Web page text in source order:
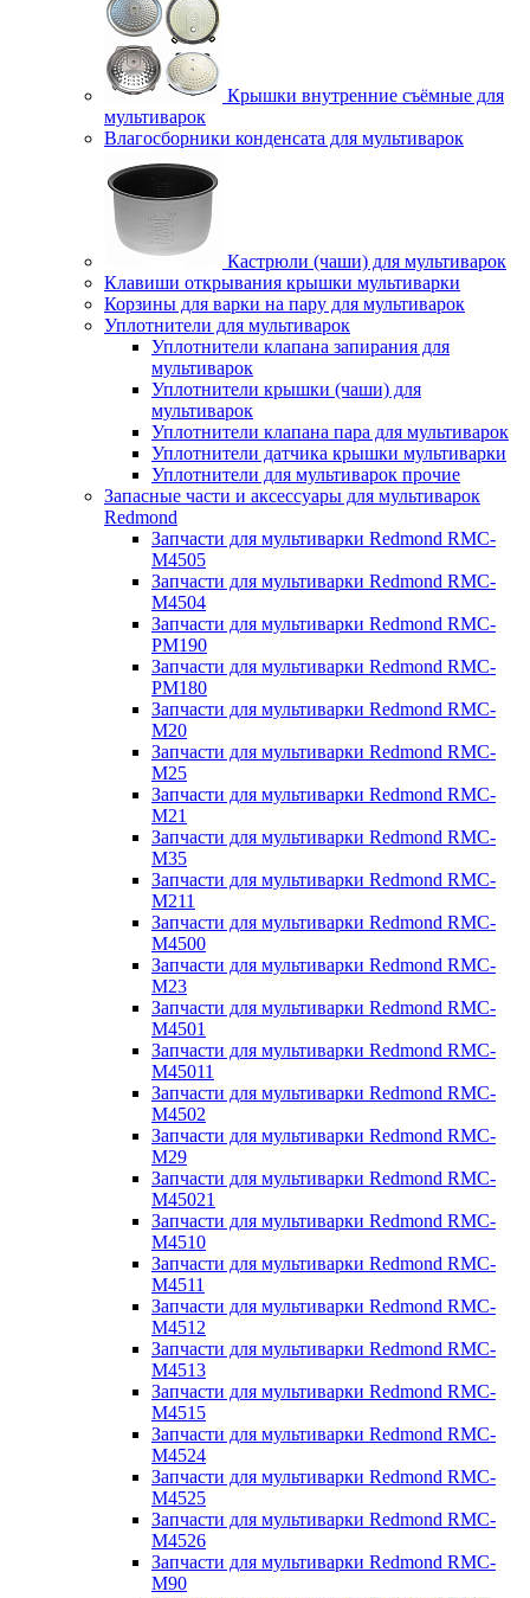
Крышки внутренние съёмные для
мультиварок
Влагосборники конденсата для мультиварок
Кастрюли (чаши) для мультиварок
Клавиши открывания крышки мультиварки
Корзины для варки на пару для мультиварок
Уплотнители для мультиварок
Уплотнители клапана запирания для
мультиварок
Уплотнители крышки (чаши) для
мультиварок
Уплотнители клапана пара для мультиварок
Уплотнители датчика крышки мультиварки
Уплотнители для мультиварок прочие
Запасные части и аксессуары для мультиварок
Redmond
Запчасти для мультиварки Redmond RMC-
M4505
Запчасти для мультиварки Redmond RMC-
M4504
Запчасти для мультиварки Redmond RMC-
PM190
Запчасти для мультиварки Redmond RMC-
PM180
Запчасти для мультиварки Redmond RMC-
M20
Запчасти для мультиварки Redmond RMC-
M25
Запчасти для мультиварки Redmond RMC-
M21
Запчасти для мультиварки Redmond RMC-
M35
Запчасти для мультиварки Redmond RMC-
M211
Запчасти для мультиварки Redmond RMC-
M4500
Запчасти для мультиварки Redmond RMC-
M23
Запчасти для мультиварки Redmond RMC-
M4501
Запчасти для мультиварки Redmond RMC-
M45011
Запчасти для мультиварки Redmond RMC-
M4502
Запчасти для мультиварки Redmond RMC-
M29
Запчасти для мультиварки Redmond RMC-
M45021
Запчасти для мультиварки Redmond RMC-
M4510
Запчасти для мультиварки Redmond RMC-
M4511
Запчасти для мультиварки Redmond RMC-
M4512
Запчасти для мультиварки Redmond RMC-
M4513
Запчасти для мультиварки Redmond RMC-
M4515
Запчасти для мультиварки Redmond RMC-
M4524
Запчасти для мультиварки Redmond RMC-
M4525
Запчасти для мультиварки Redmond RMC-
M4526
Запчасти для мультиварки Redmond RMC-
M90